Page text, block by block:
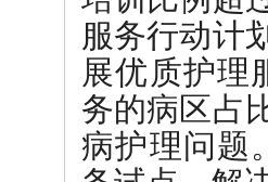
服务行动计
展优质护理
务的病区占
病护理问题